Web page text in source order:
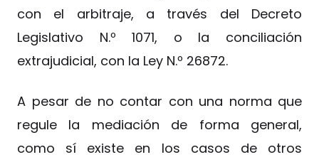
con el arbitraje, a través del Decreto
Legislativo N.º 1071, o la conciliación
extrajudicial, con la Ley N.º 26872.
A pesar de no contar con una norma que
regule la mediación de forma general,
como sí existe en los casos de otros